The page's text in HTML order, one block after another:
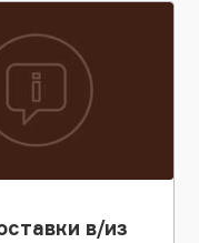
в/из